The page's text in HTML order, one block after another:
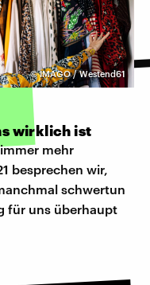
©IMAGO / Westend61
wirklich ist
mehr
besprechen wir,
schwertun
für uns überhaupt